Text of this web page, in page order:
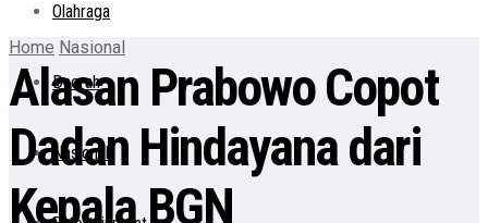
Olahraga
Daerah
Nasional
Home Nasional
Alasan Prabowo Copot
Dadan Hindayana dari
Kepala BGN